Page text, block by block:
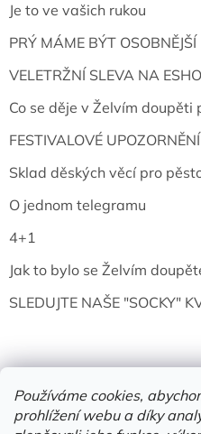
Používáme cookies,
prohlížení webu a díky
Je to ve vašich rukou
PRÝ MÁME BÝT OSOBNĚJŠÍ
VELETRŽNÍ SLEVA NA
Co se děje v Želvím doupěti
FESTIVALOVÉ UPOZORNĚNÍ
Sklad děských věcí pro
O jednom telegramu
4+1
Jak to bylo se Želvím
SLEDUJTE NAŠE "SOCKY"